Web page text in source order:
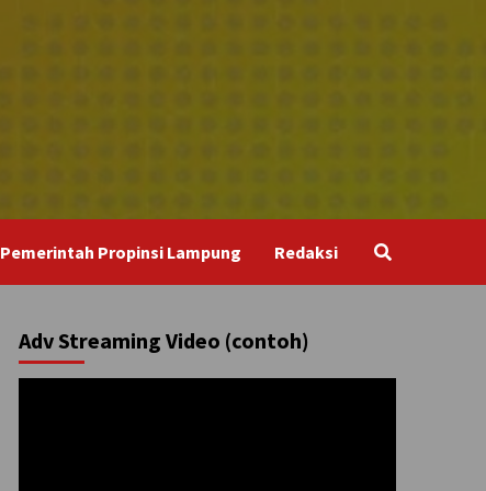
Pemerintah Propinsi Lampung Redaksi
Adv Streaming Video (contoh)